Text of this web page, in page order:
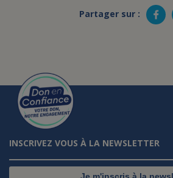
Partager sur :
INSCRIVEZ VOUS À LA NEWSLETTER
Je m'inscris à la